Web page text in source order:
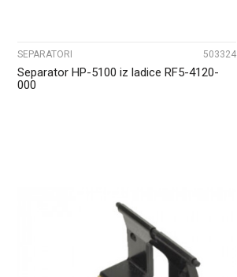
SEPARATORI 503324
Separator HP-5100 iz ladice RF5-4120-
000